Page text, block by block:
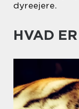
dyreejere.
HVAD